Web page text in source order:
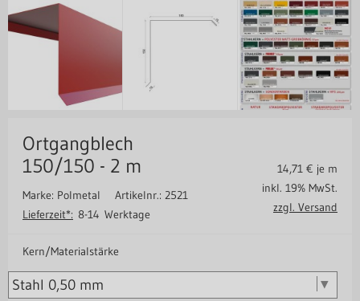
Ortgangblech
150/150 - 2 m
Marke: Polmetal Artikelnr.: 2521
Lieferzeit*: 8-14 Werktage
14,71 € je m
inkl. 19% MwSt.
zzgl. Versand
Kern/Materialstärke